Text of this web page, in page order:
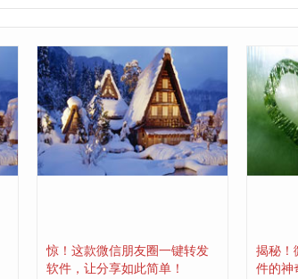
惊！这款微信朋友圈一键转发
软件，让分享如此简单！
揭秘！
件的神